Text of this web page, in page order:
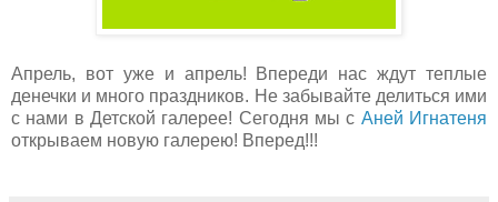
Апрель, вот уже и апрель! Впереди нас ждут теплые
денечки и много праздников. Не забывайте делиться ими
с нами в Детской галерее! Сегодня мы с Аней Игнатеня
открываем новую галерею! Вперед!!!